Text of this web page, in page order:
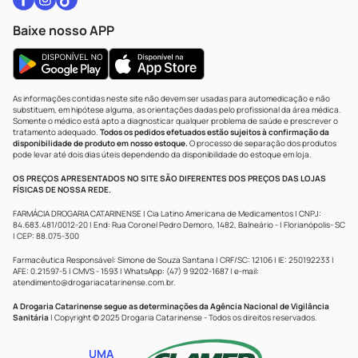
Baixe nosso APP
As informações contidas neste site não devem ser usadas para automedicação e não
substituem, em hipótese alguma, as orientações dadas pelo profissional da área médica.
Somente o médico está apto a diagnosticar qualquer problema de saúde e prescrever o
tratamento adequado. Todos os pedidos efetuados estão sujeitos à confirmação da
disponibilidade de produto em nosso estoque.O processo de separação dos produtos
pode levar até dois dias úteis dependendo da disponibilidade do estoque em loja.
OS PREÇOS APRESENTADOS NO SITE SÃO DIFERENTES DOS PREÇOS DAS LOJAS
FÍSICAS DE NOSSA REDE.
FARMÁCIA DROGARIA CATARINENSE | Cia Latino Americana de Medicamentos | CNPJ:
84.683.481/0012-20 | End: Rua Coronel Pedro Demoro, 1482, Balneário - | Florianópolis- SC
| CEP: 88.075-300
Farmacêutica Responsável: Simone de Souza Santana | CRF/SC: 12106 | IE: 250192233 |
AFE: 0.21597-5 | CMVS - 1593 | WhatsApp: (47) 9 9202-1687 | e-mail:
atendimento@drogariacatarinense.com.br.
A Drogaria Catarinense segue as determinações da Agência Nacional de Vigilância
Sanitária | Copyright © 2025 Drogaria Catarinense - Todos os direitos reservados.
UMA